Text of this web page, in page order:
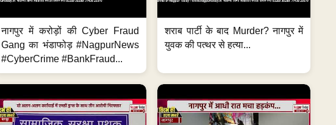
नागपुर में करोड़ों की Cyber Fraud
Gang का भंडाफोड़ #NagpurNews
#CyberCrime #BankFraud...
शराब पार्टी के बाद Murder? नागपुर में
युवक की पत्थर से हत्या...